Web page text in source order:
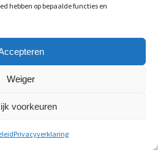
hebben op bepaalde functies en
Weiger
voorkeuren
Privacyverklaring
tegel uitzet of krimpt. Om
een kleine ruimte tussen
moet blijven voor het voegen, dan
zult u dus voegen van 4